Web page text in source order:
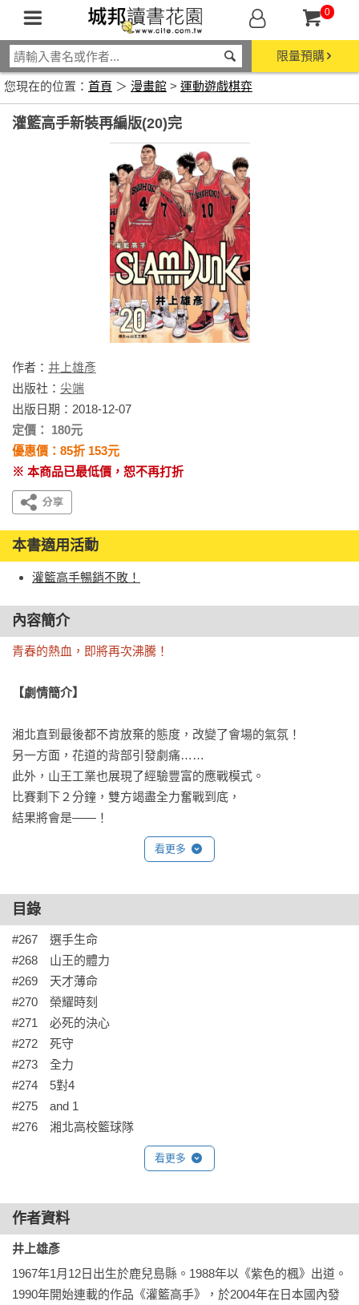
0
限量預購
您現在的位置： 首頁 ＞ 漫畫館 > 運動遊戲棋弈
灌籃高手新裝再編版(20)完
作者： 井上雄彥
出版社： 尖端
出版日期：2018-12-07
定價： 180元
優惠價：85折 153元
※ 本商品已最低價，恕不再打折
本書適用活動
灌籃高手暢銷不敗！
內容簡介
青春的熱血，即將再次沸騰！
【劇情簡介】
湘北直到最後都不肯放棄的態度，改變了會場的氣氛！
另一方面，花道的背部引發劇痛……
此外，山王工業也展現了經驗豐富的應戰模式。
比賽剩下２分鐘，雙方竭盡全力奮戰到底，
結果將會是——！
看更多
目錄
#267　選手生命
#268　山王的體力
#269　天才薄命
#270　榮耀時刻
#271　必死的決心
#272　死守
#273　全力
#274　5對4
#275　and 1
#276　湘北高校籃球隊
看更多
作者資料
井上雄彥
1967年1月12日出生於鹿兒島縣。1988年以《紫色的楓》出道。
1990年開始連載的作品《灌籃高手》，於2004年在日本國內發